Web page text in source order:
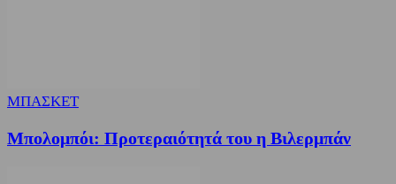
ΜΠΑΣΚΕΤ
Μπολομπόι: Προτεραιότητά του η Βιλερμπάν